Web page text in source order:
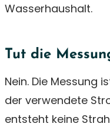
Wasserhaushalt.
Tut die
Nein. Die Messung
der verwendete
entsteht keine